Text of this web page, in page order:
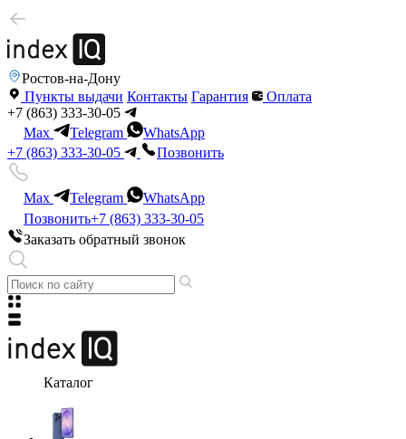
Ростов-на-Дону
Пункты выдачи Контакты Гарантия
Оплата
+7 (863) 333-30-05
Max
Telegram
WhatsApp
+7 (863) 333-30-05
Позвонить
Max Telegram
WhatsApp
Позвонить+7 (863) 333-30-05
Заказать обратный звонок
Каталог